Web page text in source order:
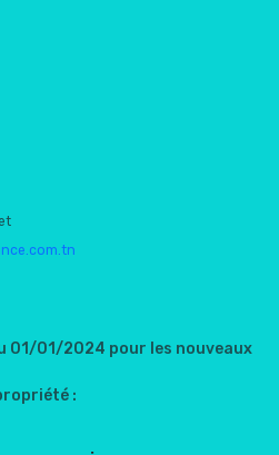
01/01/2024 pour les nouveaux
: